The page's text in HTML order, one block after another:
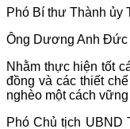
Phó Bí thư Thành ủy
Ông Dương Anh Đức
Nhằm thực hiện tốt
đồng và các thiết
nghèo một cách
Phó Chủ tịch UBND